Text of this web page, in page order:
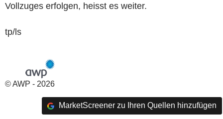
Vollzuges erfolgen, heisst es weiter.
tp/ls
© AWP - 2026
MarketScreener zu Ihren Quellen hinzufügen